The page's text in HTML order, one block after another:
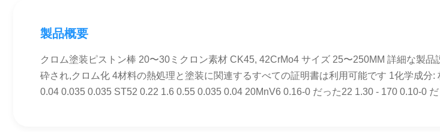
製品概要
クロム塗装ピストン棒 20〜30ミクロン素材 CK45, 42CrMo4 サイズ 25〜250MM 詳細な製
砕され,クロム化 4材料の熱処理と塗装に関連するすべての証明書は利用可能です 1化学成
0.04 0.035 0.035 ST52 0.22 1.6 0.55 0.035 0.04 20MnV6 0.16-0 だった22 1.30 - 170 0.10-0